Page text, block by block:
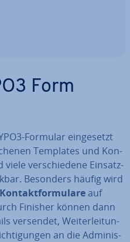
Form
Formular ein­ge­setzt
Templates und Kon­
ver­schie­de­ne Ein­satz­
Besonders häufig wird
Kon­takt­for­mu­la­reauf
Finisher können dann
versendet, Wei­ter­lei­tun­
an die Ad­mi­nis­